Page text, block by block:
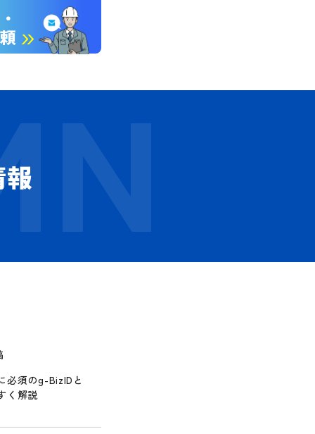
必須のg-BizIDと
く解説